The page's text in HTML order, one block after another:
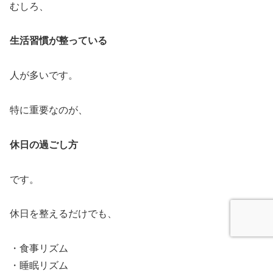
むしろ、
生活習慣が整っている
人が多いです。
特に重要なのが、
休日の過ごし方
です。
休日を整えるだけでも、
・食事リズム
・睡眠リズム